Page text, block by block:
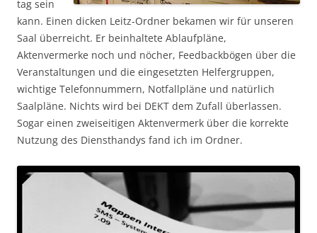
tag sein
kann. Einen dicken Leitz-Ordner bekamen wir für unseren
Saal überreicht. Er beinhaltete Ablaufpläne,
Aktenvermerke noch und nöcher, Feedbackbögen über die
Veranstaltungen und die eingesetzten Helfergruppen,
wichtige Telefonnummern, Notfallpläne und natürlich
Saalpläne. Nichts wird bei DEKT dem Zufall überlassen.
Sogar einen zweiseitigen Aktenvermerk über die korrekte
Nutzung des Diensthandys fand ich im Ordner.